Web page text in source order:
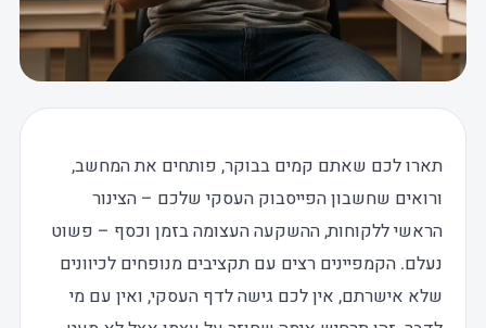
תארו לכם שאתם קמים בבוקר, פותחים את המחשב,
ורואים שחשבון הפייסבוק העסקי שלכם – הצינור
הראשי ללקוחות, ההשקעה העצומה בזמן וכסף – פשוט
נעלם. הקמפיינים רצים עם תקציבים מנופחים לכיוונים
שלא אישרתם, אין לכם גישה לדף העסקי, ואין עם מי